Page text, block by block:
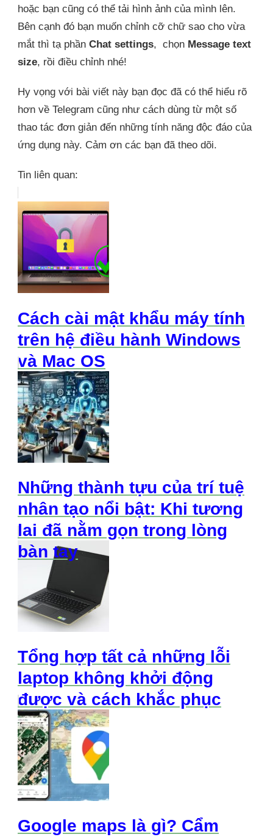
hoặc bạn cũng có thể tải hình ảnh của mình lên.
Bên cạnh đó bạn muốn chỉnh cỡ chữ sao cho vừa
mắt thì tạ phần Chat settings, chọn Message text
size, rồi điều chỉnh nhé!
Hy vọng với bài viết này bạn đọc đã có thể hiểu rõ
hơn về Telegram cũng như cách dùng từ một số
thao tác đơn giản đến những tính năng độc đáo của
ứng dụng này. Cảm ơn các bạn đã theo dõi.
Tin liên quan:
Cách cài mật khẩu máy tính
trên hệ điều hành Windows
và Mac OS
Những thành tựu của trí tuệ
nhân tạo nổi bật: Khi tương
lai đã nằm gọn trong lòng
bàn tay
Tổng hợp tất cả những lỗi
laptop không khởi động
được và cách khắc phục
Google maps là gì? Cẩm